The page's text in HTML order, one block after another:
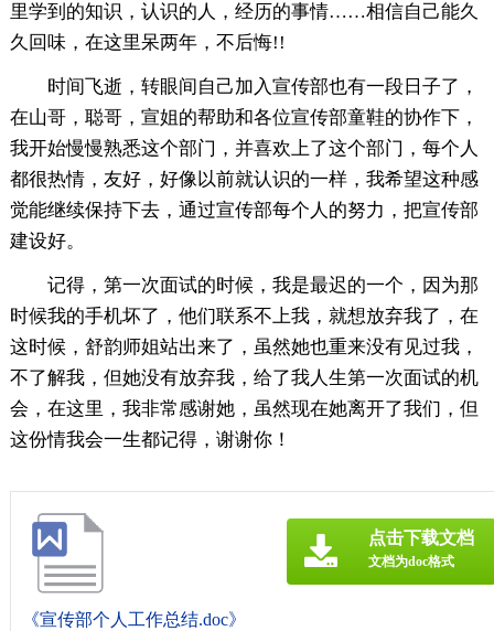
里学到的知识，认识的人，经历的事情……相信自己能久
久回味，在这里呆两年，不后悔!!
时间飞逝，转眼间自己加入宣传部也有一段日子了，
在山哥，聪哥，宣姐的帮助和各位宣传部童鞋的协作下，
我开始慢慢熟悉这个部门，并喜欢上了这个部门，每个人
都很热情，友好，好像以前就认识的一样，我希望这种感
觉能继续保持下去，通过宣传部每个人的努力，把宣传部
建设好。
记得，第一次面试的时候，我是最迟的一个，因为那
时候我的手机坏了，他们联系不上我，就想放弃我了，在
这时候，舒韵师姐站出来了，虽然她也重来没有见过我，
不了解我，但她没有放弃我，给了我人生第一次面试的机
会，在这里，我非常感谢她，虽然现在她离开了我们，但
这份情我会一生都记得，谢谢你！
《宣传部个人工作总结.doc》
点击下载文档
文档为doc格式